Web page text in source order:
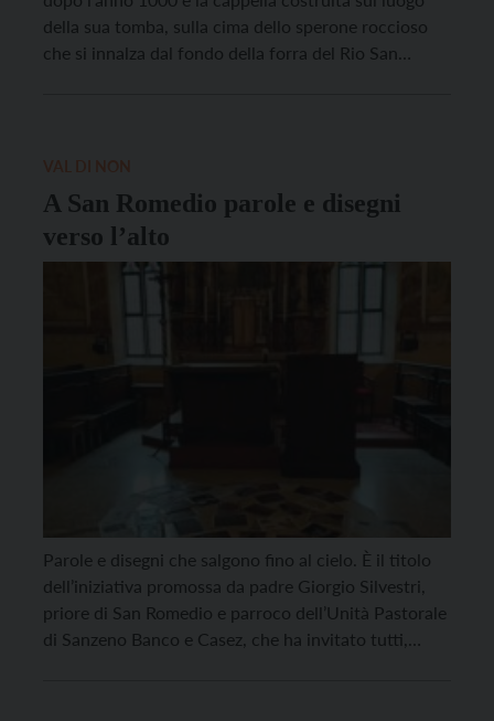
della sua tomba, sulla cima dello sperone roccioso
che si innalza dal fondo della forra del Rio San
A San Romedio parole e disegni
verso l’alto
Parole e disegni che salgono fino al cielo. È il titolo
dell’iniziativa promossa da padre Giorgio Silvestri,
priore di San Romedio e parroco dell’Unità Pastorale
di Sanzeno Banco e Casez, che ha invitato tutti,